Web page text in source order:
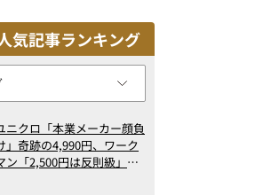
気記事ランキング
ニクロ「本業メーカー顔負
」奇跡の4,990円、ワーク
ン「2,500円は反則級」凄